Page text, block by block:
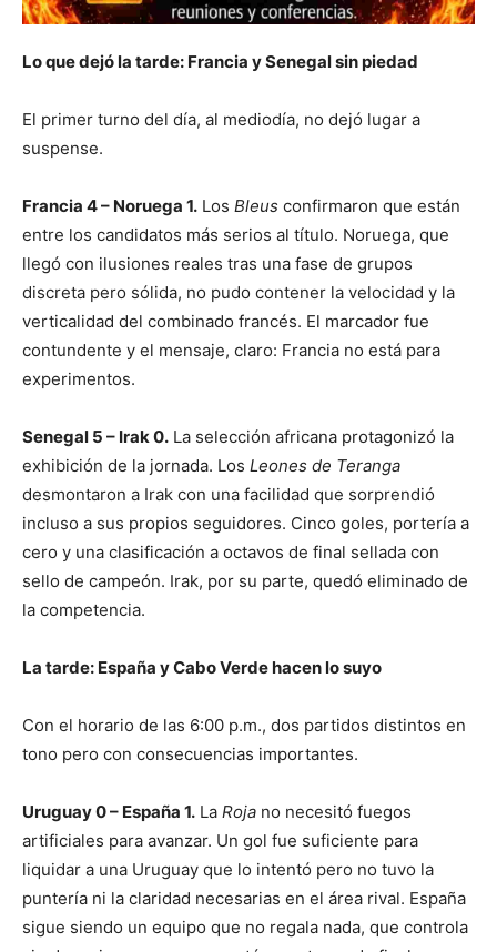
Lo que dejó la tarde: Francia y Senegal sin piedad
El primer turno del día, al mediodía, no dejó lugar a
suspense.
Francia 4 – Noruega 1. Los Bleus confirmaron que están
entre los candidatos más serios al título. Noruega, que
llegó con ilusiones reales tras una fase de grupos
discreta pero sólida, no pudo contener la velocidad y la
verticalidad del combinado francés. El marcador fue
contundente y el mensaje, claro: Francia no está para
experimentos.
Senegal 5 – Irak 0. La selección africana protagonizó la
exhibición de la jornada. Los Leones de Teranga
desmontaron a Irak con una facilidad que sorprendió
incluso a sus propios seguidores. Cinco goles, portería a
cero y una clasificación a octavos de final sellada con
sello de campeón. Irak, por su parte, quedó eliminado de
la competencia.
La tarde: España y Cabo Verde hacen lo suyo
Con el horario de las 6:00 p.m., dos partidos distintos en
tono pero con consecuencias importantes.
Uruguay 0 – España 1. La Roja no necesitó fuegos
artificiales para avanzar. Un gol fue suficiente para
liquidar a una Uruguay que lo intentó pero no tuvo la
puntería ni la claridad necesarias en el área rival. España
sigue siendo un equipo que no regala nada, que controla